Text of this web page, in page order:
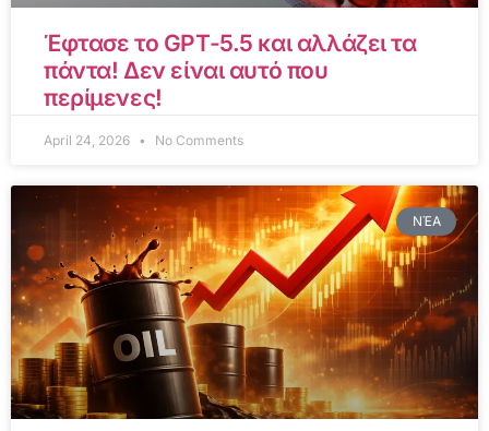
Έφτασε το GPT-5.5 και αλλάζει τα
πάντα! Δεν είναι αυτό που
περίμενες!
April 24, 2026 No Comments
ΝΈΑ